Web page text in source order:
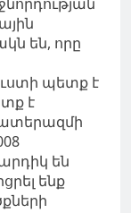
են, որը
պետք է
է
են
ենք